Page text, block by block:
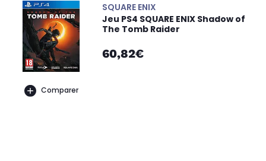
Comparer
SQUARE ENIX
Jeu PS4 SQUARE ENIX Shadow of
The Tomb Raider
60,82€